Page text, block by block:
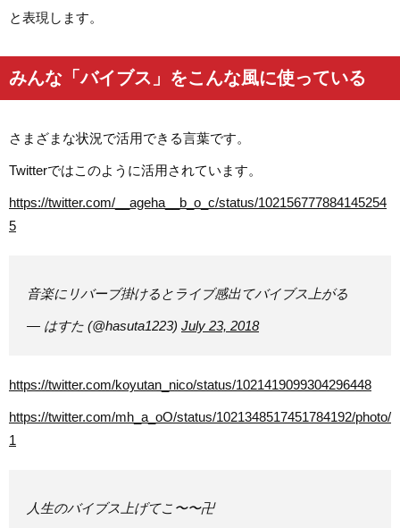
と表現します。
みんな「バイブス」をこんな風に使っている
さまざまな状況で活用できる言葉です。
Twitterではこのように活用されています。
https://twitter.com/__ageha__b_o_c/status/102156777884145254
5
音楽にリバーブ掛けるとライブ感出てバイブス上がる
— はすた (@hasuta1223) July 23, 2018
https://twitter.com/koyutan_nico/status/1021419099304296448
https://twitter.com/mh_a_oO/status/1021348517451784192/photo/
1
人生のバイブス上げてこ〜〜卍